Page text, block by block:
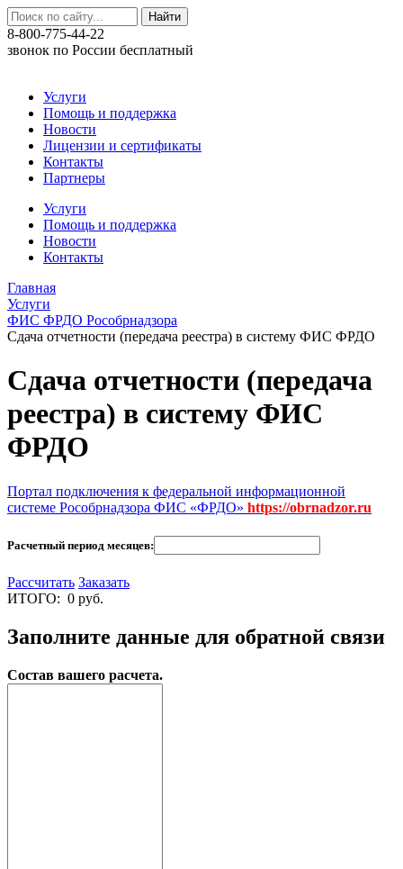
8-800-775-44-22
звонок по России бесплатный
Услуги
Помощь и поддержка
Новости
Лицензии и сертификаты
Контакты
Партнеры
Услуги
Помощь и поддержка
Новости
Контакты
Главная
Услуги
ФИС ФРДО Рособрнадзора
Сдача отчетности (передача реестра) в систему ФИС ФРДО
Сдача отчетности (передача
реестра) в систему ФИС
ФРДО
Портал подключения к федеральной информационной
системе Рособрнадзора ФИС «ФРДО» https://obrnadzor.ru
Расчетный период месяцев:
Рассчитать Заказать
ИТОГО: 0 руб.
Заполните данные для обратной связи
Состав вашего расчета.